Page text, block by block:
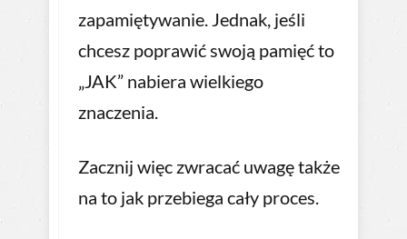
zapamiętywanie. Jednak, jeśli
chcesz poprawić swoją pamięć to
„JAK” nabiera wielkiego
znaczenia.
Zacznij więc zwracać uwagę także
na to jak przebiega cały proces.